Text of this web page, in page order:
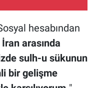
hesabından
arasında
sulh-u sükunun
bir gelişme